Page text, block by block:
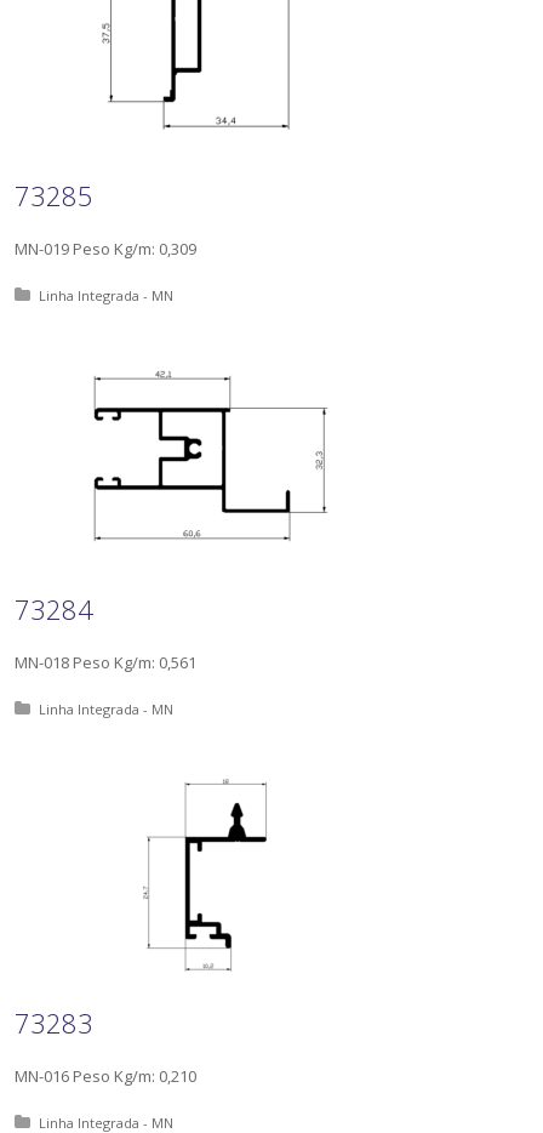
73285
MN-019 Peso Kg/m: 0,309
Posted in:
Linha Integrada - MN
73284
MN-018 Peso Kg/m: 0,561
Posted in:
Linha Integrada - MN
73283
MN-016 Peso Kg/m: 0,210
Posted in:
Linha Integrada - MN